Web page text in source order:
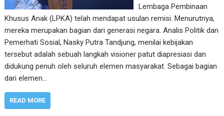
Lembaga Pembinaan
Khusus Anak (LPKA) telah mendapat usulan remisi. Menurutnya,
mereka merupakan bagian dari generasi negara. Analis Politik dan
Pemerhati Sosial, Nasky Putra Tandjung, menilai kebijakan
tersebut adalah sebuah langkah visioner patut diapresiasi dan
didukung penuh oleh seluruh elemen masyarakat. Sebagai bagian
dari elemen…
READ MORE